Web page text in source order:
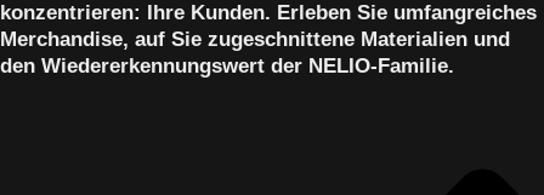
konzentrieren: Ihre Kunden. Erleben Sie umfangreiches
Merchandise, auf Sie zugeschnittene Materialien und
den Wiedererkennungswert der NELIO-Familie.